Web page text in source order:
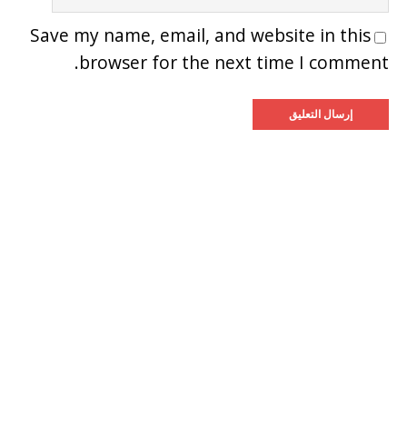
Save my name, email, and website in this
browser for the next time I comment.